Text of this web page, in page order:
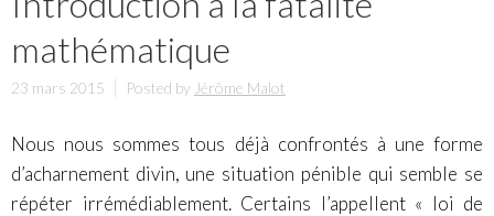
mathématique
23 mars 2015 Posted by Jérôme Malot
Nous nous sommes tous déjà confrontés à une forme
d’acharnement divin, une situation pénible qui semble se
répéter irrémédiablement. Certains l’appellent « loi de